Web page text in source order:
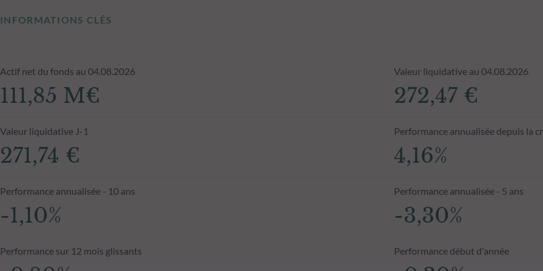
INFORMATIONS CLÉS
Actif net du fonds au 04.08.2026
111,85 M€
Valeur liquidative au 04.08.2026
272,47 €
Valeur liquidative J-1
271,74 €
Performance annualisée depuis la
4,16%
Performance annualisée - 10 ans
-1,10%
Performance annualisée - 5 ans
-3,30%
Performance sur 12 mois glissants Performance début d'année